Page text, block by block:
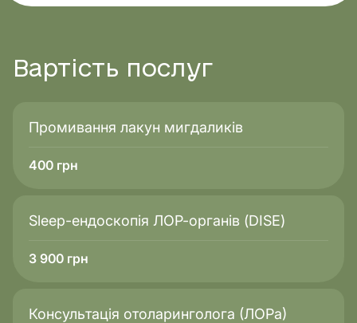
Вартість послуг
Промивання лакун мигдаликів
400 грн
Sleep-ендоскопія ЛОР-органів (DISE)
3 900 грн
Консультація отоларинголога (ЛОРа)